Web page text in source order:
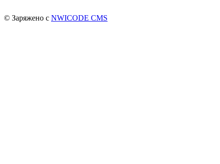
© Заряжено с NWICODE CMS